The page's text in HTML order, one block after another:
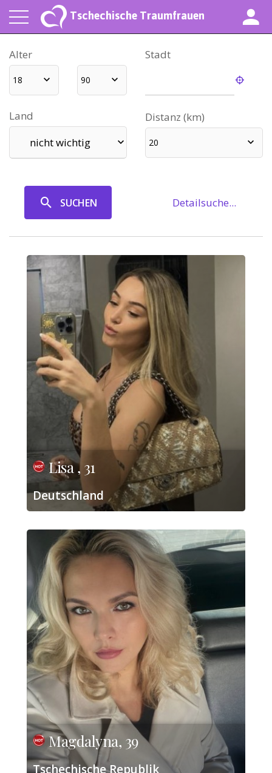
Tschechische Traumfrauen
Alter
18 90
Stadt
Land
nicht wichtig
Distanz (km)
20
SUCHEN Detailsuche...
Lisa , 31
Deutschland
Magdalyna, 39
Tschechische Republik